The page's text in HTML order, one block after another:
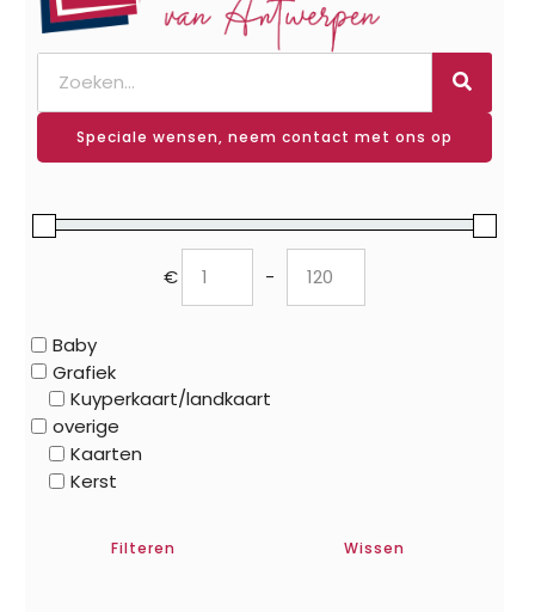
Speciale wensen, neem contact met ons op
€ Minimum Price
-Maximum Price
Baby
Grafiek
Kuyperkaart/landkaart
overige
Kaarten
Kerst
Filteren Wissen